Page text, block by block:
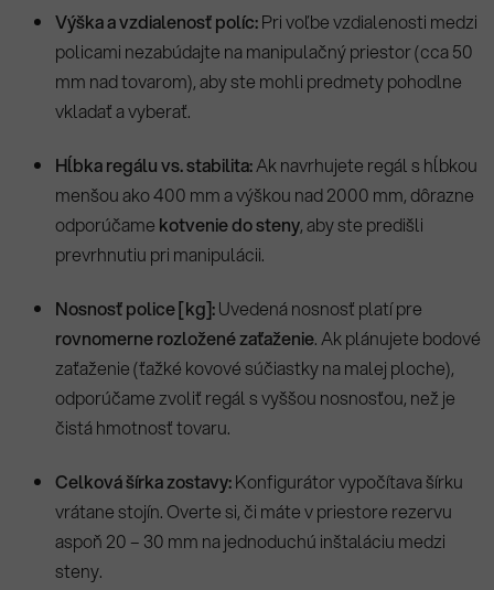
k
y
v
ý
s
u
Výška a vzdialenosť políc:Pri voľbe vzdialenosti medzi
policami nezabúdajte na manipulačný priestor (cca 50
mm nad tovarom), aby ste mohli predmety pohodlne
vkladať a vyberať.
Hĺbka regálu vs. stabilita:Ak navrhujete regál s hĺbkou
menšou ako 400 mm a výškou nad 2000 mm, dôrazne
odporúčame kotvenie do steny, aby ste predišli
prevrhnutiu pri manipulácii.
Nosnosť police [kg]:Uvedená nosnosť platí pre
rovnomerne rozložené zaťaženie. Ak plánujete bodové
zaťaženie (ťažké kovové súčiastky na malej ploche),
odporúčame zvoliť regál s vyššou nosnosťou, než je
čistá hmotnosť tovaru.
Celková šírka zostavy:Konfigurátor vypočítava šírku
vrátane stojín. Overte si, či máte v priestore rezervu
aspoň 20 – 30 mm na jednoduchú inštaláciu medzi
steny.